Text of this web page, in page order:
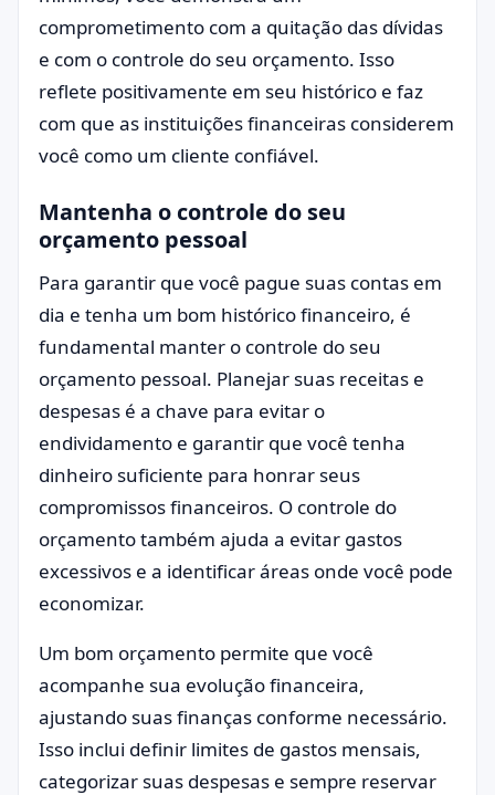
comprometimento com a quitação das dívidas
e com o controle do seu orçamento. Isso
reflete positivamente em seu histórico e faz
com que as instituições financeiras considerem
você como um cliente confiável.
Mantenha o controle do seu
orçamento pessoal
Para garantir que você pague suas contas em
dia e tenha um bom histórico financeiro, é
fundamental manter o controle do seu
orçamento pessoal. Planejar suas receitas e
despesas é a chave para evitar o
endividamento e garantir que você tenha
dinheiro suficiente para honrar seus
compromissos financeiros. O controle do
orçamento também ajuda a evitar gastos
excessivos e a identificar áreas onde você pode
economizar.
Um bom orçamento permite que você
acompanhe sua evolução financeira,
ajustando suas finanças conforme necessário.
Isso inclui definir limites de gastos mensais,
categorizar suas despesas e sempre reservar